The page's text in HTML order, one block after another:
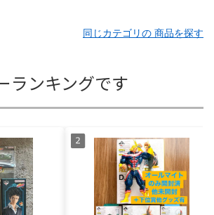
同じカテゴリの 商品を探す
ランキングです